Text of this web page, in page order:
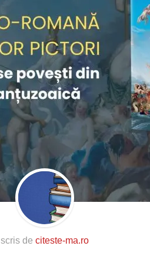
scris de citeste-ma.ro